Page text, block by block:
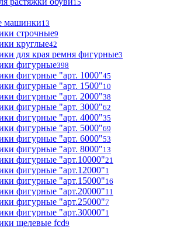
15
машинки13
строчные9
круглые42
для края ремня фигурные3
фигурные398
фигурные "арт. 1000"45
фигурные "арт. 1500"10
фигурные "арт. 2000"38
фигурные "арт. 3000"62
фигурные "арт. 4000"35
фигурные "арт. 5000"69
фигурные "арт. 6000"53
фигурные "арт. 8000"13
фигурные "арт.10000"21
фигурные "арт.12000"1
фигурные "арт.15000"16
фигурные "арт.20000"11
фигурные "арт.25000"7
фигурные "арт.30000"1
щелевые fcd9